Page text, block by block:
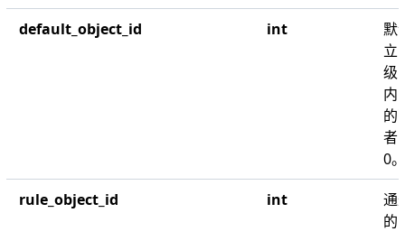
default_object_id int
默
立
级
内
的
者
0。
rule_object_id int
通
的